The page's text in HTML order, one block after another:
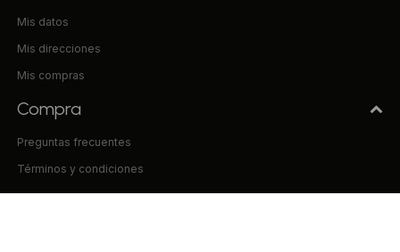
Mis datos
Mis direcciones
Mis compras
Compra
Preguntas frecuentes
Términos y condiciones